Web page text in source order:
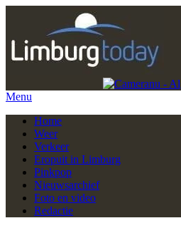
Menu
Home
Weer
Verkeer
Eropuit in Limburg
Pinkpop
Nieuwsarchief
Foto en video
Redactie